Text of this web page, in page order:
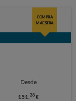
COMPRA
MAESTRA
Desde
151,28 €